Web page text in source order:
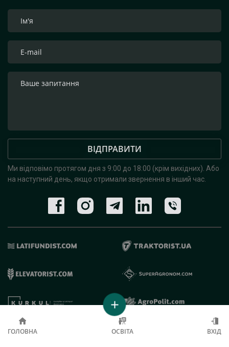
ВІДПРАВИТИ
Ми відповімо протягом дня з 9:00 до 18:00 (крім вихідних). Або
на наступний день, якщо отримали звернення в інший час.
© 2019 - 2026 AgroRobota. Всі права захищені.
ГОЛОВНА ОСВІТА ВХІД